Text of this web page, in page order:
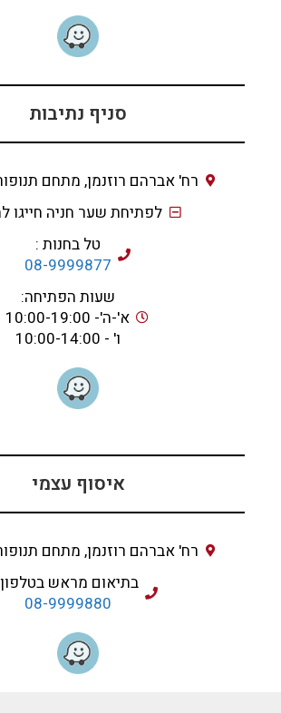
סניף נתיבות
רח' אברהם רוזנמן, מתחם
לפתיחת שער חניה חייגו
טל בחנות :
08-9999877
שעות הפתיחה:
א'-ה'- 10:00-19:00
ו' - 10:00-14:00
איסוף עצמי
רח' אברהם רוזנמן, מתחם
בתיאום מראש
08-9999880